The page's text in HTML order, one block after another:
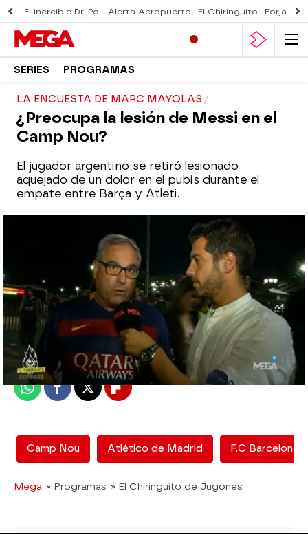
El increíble Dr. Pol Alerta Aeropuerto El Chiringuito Forjado
SERIES PROGRAMAS
LA ENCUESTA DE MARC MAYOLAS
¿Preocupa la lesión de Messi en el
Camp Nou?
El jugador argentino se retiró lesionado
aquejado de un dolor en el pubis durante el
empate entre Barça y Atleti.
mega
Madrid
Publicado:08 de junio de 2018, 17:56
WhatsappFacebook
X Flipboard
Camp Nou Atlético de Madrid F.C Barcelona
Mega » Programas » El Chiringuito de Jugones